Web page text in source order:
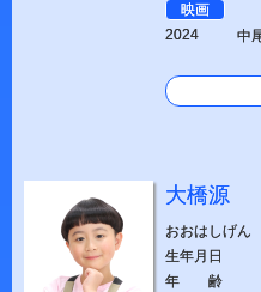
映画
2024
中
大橋源
おおはしげん
生年月日
年 齢